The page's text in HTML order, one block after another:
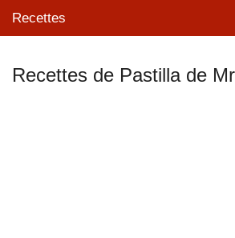
Recettes
Recettes de Pastilla de